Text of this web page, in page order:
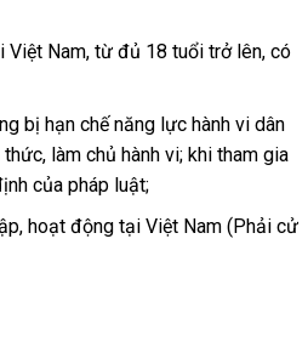
Việt Nam, từ đủ 18 tuổi trở lên, có
bị hạn chế năng lực hành vi dân
làm chủ hành vi; khi tham gia
của pháp luật;
hoạt động tại Việt Nam (Phải cử